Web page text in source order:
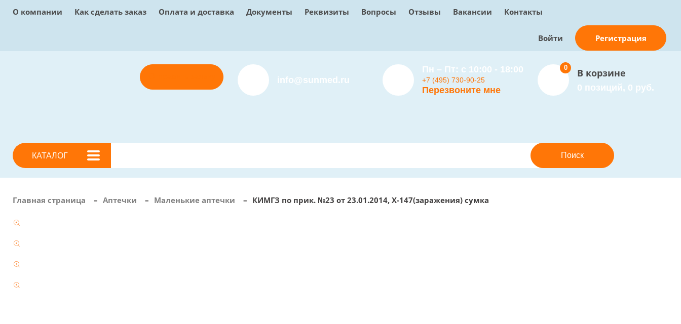
О компании Как сделать заказ Оплата и доставка Документы Реквизиты Вопросы Отзывы Вакансии Контакты
Войти Регистрация
info@sunmed.ru
Пн – Пт: с 10:00 - 18:00
+7 (495) 730-90-25
Перезвоните мне
В корзине
0 позиций, 0 руб.
0
КАТАЛОГ
Главная страница – Аптечки – Маленькие аптечки – КИМГЗ по прик. №23 от 23.01.2014, Х-147(заражения) сумка